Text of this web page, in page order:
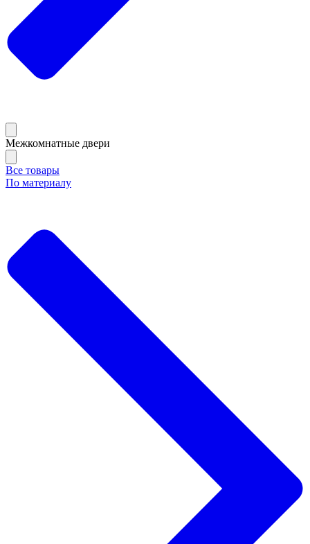
Межкомнатные двери
Все товары
По материалу